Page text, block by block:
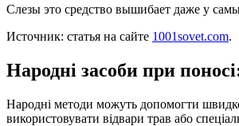
Слезы это средство вышибает даже у
Источник: статья на сайте 1001sovet.com.
Народні засоби при
Народні методи можуть допомогти
використовувати відвари трав або